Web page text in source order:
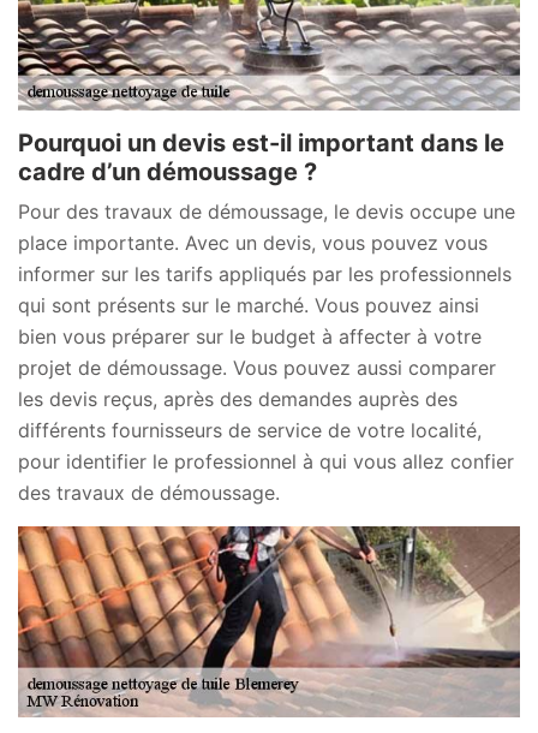
Pourquoi un devis est-il important dans le
cadre d’un démoussage ?
Pour des travaux de démoussage, le devis occupe une
place importante. Avec un devis, vous pouvez vous
informer sur les tarifs appliqués par les professionnels
qui sont présents sur le marché. Vous pouvez ainsi
bien vous préparer sur le budget à affecter à votre
projet de démoussage. Vous pouvez aussi comparer
les devis reçus, après des demandes auprès des
différents fournisseurs de service de votre localité,
pour identifier le professionnel à qui vous allez confier
des travaux de démoussage.